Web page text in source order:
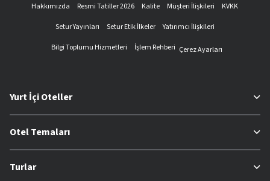
Hakkımızda Resmi Tatiller 2026 Kalite Müşteri İlişkileri
KVKK
Setur Yayınları
Setur Etik İlkeler
Yatırımcı İlişkileri
Bilgi Toplumu Hizmetleri
İşlem Rehberi Çerez Ayarları
Yurt İçi Oteller
Otel Temaları
Turlar